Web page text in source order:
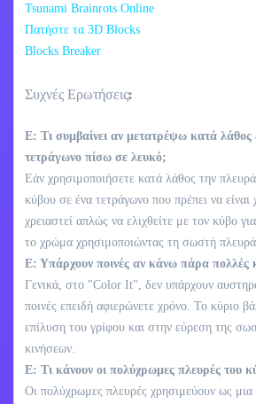
Tsunami Brainrots Online
Πατήστε τα 3D Blocks
Blocks Breaker
Συχνές Ερωτήσεις:
Ε: Τι συμβαίνει αν μετατρέψω κατά λάθος
τετράγωνο πίσω σε λευκό;
Εάν χρησιμοποιήσετε κατά λάθος την
κύβου σε ένα τετράγωνο που πρέπει να
χρειαστεί απλώς να ελιχθείτε με τον κύβο
το χρώμα χρησιμοποιώντας τη σωστή πλευρά.
Ε: Υπάρχουν ποινές αν κάνω πάρα πολλές
Γενικά, στο "Color It", δεν υπάρχουν
ποινές επειδή αφιερώνετε χρόνο. Το κύριο
επίλυση του γρίφου και στην εύρεση της
κινήσεων.
Ε: Τι κάνουν οι πολύχρωμες πλευρές του
Οι πολύχρωμες πλευρές χρησιμεύουν ως